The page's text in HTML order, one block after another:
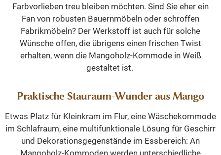
Farbvorlieben treu bleiben möchten. Sind Sie eher ein
Fan von robusten Bauernmöbeln oder schroffen
Fabrikmöbeln? Der Werkstoff ist auch für solche
Wünsche offen, die übrigens einen frischen Twist
erhalten, wenn die Mangoholz-Kommode in Weiß
gestaltet ist.
Praktische Stauraum-Wunder aus Mango
Etwas Platz für Kleinkram im Flur, eine Wäschekommode
im Schlafraum, eine multifunktionale Lösung für Geschirr
und Dekorationsgegenstände im Essbereich: An